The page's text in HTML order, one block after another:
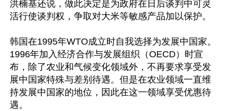
洪楠基还说，做此决定是为政府在日后谈判中可灵
活行使谈判权，争取对大米等敏感产品加以保护。
韩国在1995年WTO成立时自我选择为发展中国家。
1996年加入经济合作与发展组织（OECD）时宣
布，除了农业和气候变化领域外，不再要求享受发
展中国家特殊与差别待遇。但是在农业领域一直维
持发展中国家的地位，因此在这一领域享受优惠待
遇。